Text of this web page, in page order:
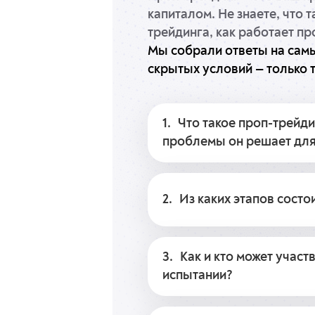
капиталом. Не знаете, что
трейдинга, как работает
Мы собрали ответы на
скрытых условий — только
1.
Что такое проп-
проблемы он решает
трейдером и компанией,
осуществляет торговлю на
с крупными суммами, не
средства; при этом трейдер
получает вознаграждение
2. Из каких этапов
зависимости от
проходит на демо-счёте,
3.
Как и кто может
испытании?